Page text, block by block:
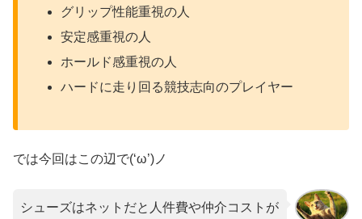
グリップ性能重視の人
安定感重視の人
ホールド感重視の人
ハードに走り回る競技志向のプレイヤー
では今回はこの辺で(‘ω’)ノ
シューズはネットだと人件費や仲介コストが